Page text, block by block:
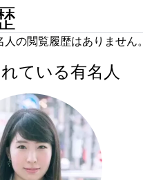
の閲覧履歴はありません。
ている有名人